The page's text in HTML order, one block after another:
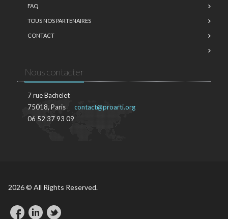
FAQ
TOUS NOS PARTENAIRES
CONTACT
Nous contacter
7 rue Bachelet
75018, Paris
06 52 37 93 09
contact@proarti.org
2026 © All Rights Reserved.